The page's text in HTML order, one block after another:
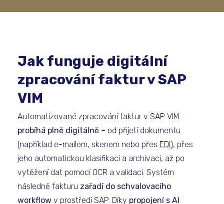
Jak funguje digitální
zpracování faktur v SAP
VIM
Automatizované zpracování faktur v SAP VIM
probíhá plně digitálně – od přijetí dokumentu
(například e-mailem, skenem nebo přes EDI), přes
jeho automatickou klasifikaci a archivaci, až po
vytěžení dat pomocí OCR a validaci. Systém
následně fakturu zařadí do schvalovacího
workflow v prostředí SAP. Díky propojení s AI